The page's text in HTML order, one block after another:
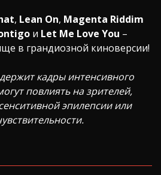
, Lean On, Magenta Riddim
и Let Me Love You –
в грандиозной киноверсии!
кадры интенсивного
повлиять на зрителей,
эпилепсии или